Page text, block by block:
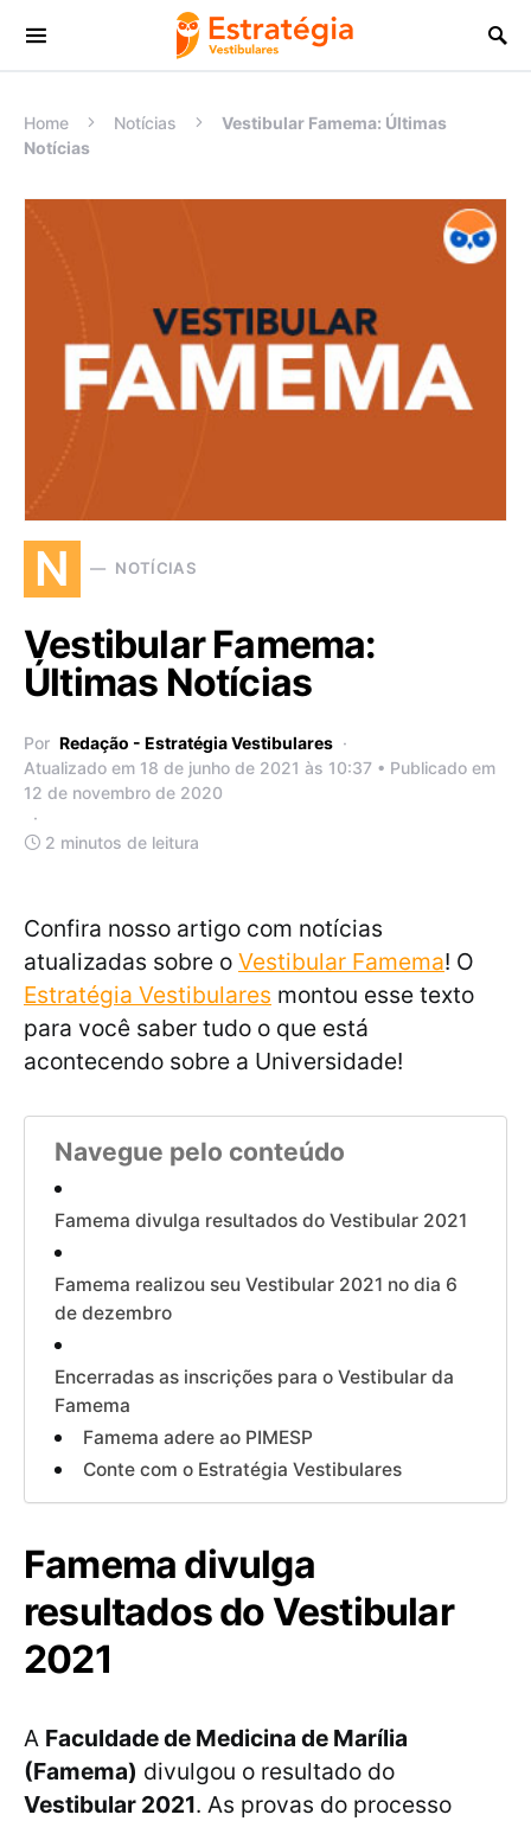
Procurar:
Home Notícias
Vestibular Famema: Últimas
Notícias
N NOTÍCIAS
Vestibular Famema:
Últimas Notícias
Por Redação - Estratégia Vestibulares
Atualizado em 18 de junho de 2021 às 10:37 • Publicado em
12 de novembro de 2020
2 minutos de leitura
Confira nosso artigo com notícias
atualizadas sobre o Vestibular Famema! O
Estratégia Vestibulares montou esse texto
para você saber tudo o que está
acontecendo sobre a Universidade!
Navegue pelo conteúdo
Famema divulga resultados do Vestibular 2021
Famema realizou seu Vestibular 2021 no dia 6
de dezembro
Encerradas as inscrições para o Vestibular da
Famema
Famema adere ao PIMESP
Conte com o Estratégia Vestibulares
Famema divulga
resultados do Vestibular
2021
A Faculdade de Medicina de Marília
(Famema) divulgou o resultado do
Vestibular 2021. As provas do processo